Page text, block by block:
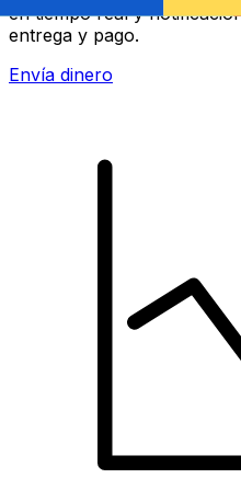
en tiempo real y
entrega y pago.
Envía dinero